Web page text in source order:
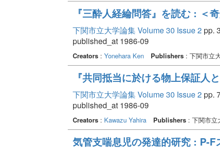
『三酔人経綸問答』を読む : ＜
下関市立大学論集 Volume 30 Issue 2pp.
published_at 1986-09
Creators: Yonehara Ken Publishers: 下関市立
『共同抵当に於ける物上保証人
下関市立大学論集 Volume 30 Issue 2pp.
published_at 1986-09
Creators: Kawazu Yahira Publishers: 下関市立
気管支喘息児の発達的研究 : P-F